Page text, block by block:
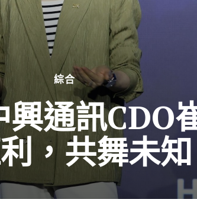
綜合
通訊CDO
，共舞未知